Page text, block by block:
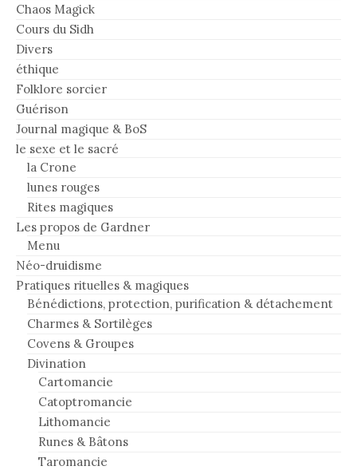
Chaos Magick
Cours du Sidh
Divers
éthique
Folklore sorcier
Guérison
Journal magique & BoS
le sexe et le sacré
la Crone
lunes rouges
Rites magiques
Les propos de Gardner
Menu
Néo-druidisme
Pratiques rituelles & magiques
Bénédictions, protection, purification & détachement
Charmes & Sortilèges
Covens & Groupes
Divination
Cartomancie
Catoptromancie
Lithomancie
Runes & Bâtons
Taromancie